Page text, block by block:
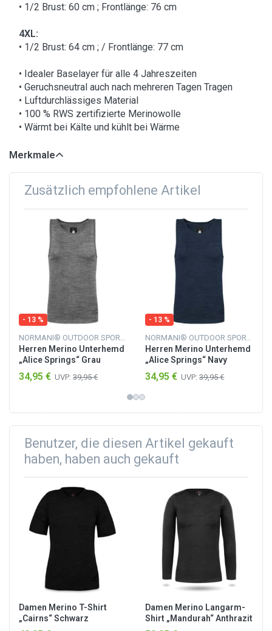
• 1/2 Brust: 60 cm ; Frontlänge: 76 cm
4XL:
• 1/2 Brust: 64 cm ; / Frontlänge: 77 cm
• Idealer Baselayer für alle 4 Jahreszeiten
• Geruchsneutral auch nach mehreren Tagen Tragen
• Luftdurchlässiges Material
• 100 % RWS zertifizierte Merinowolle
• Wärmt bei Kälte und kühlt bei Wärme
Merkmale
Zusätzlich empfohlene Artikel
- 13 %
NORMANI® OUTDOOR SPORTS
Herren Merino Unterhemd
„Alice Springs“ Grau
34,95 € UVP: 39,95 €
- 13 %
NORMANI® OUTDOOR SPORTS
Herren Merino Unterhemd
„Alice Springs“ Navy
34,95 € UVP: 39,95 €
Benutzer, die diesen Artikel gekauft
haben, haben auch gekauft
Damen Merino T-Shirt
„Cairns“ Schwarz
Damen Merino Langarm-
Shirt „Mandurah“ Anthrazit